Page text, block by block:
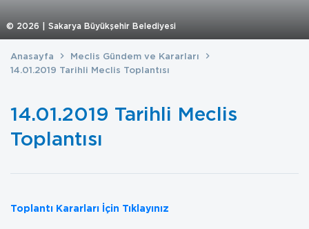
© 2026 | Sakarya Büyükşehir Belediyesi
Anasayfa
Meclis Gündem ve Kararları
14.01.2019 Tarihli Meclis Toplantısı
14.01.2019 Tarihli Meclis
Toplantısı
Toplantı Kararları İçin Tıklayınız